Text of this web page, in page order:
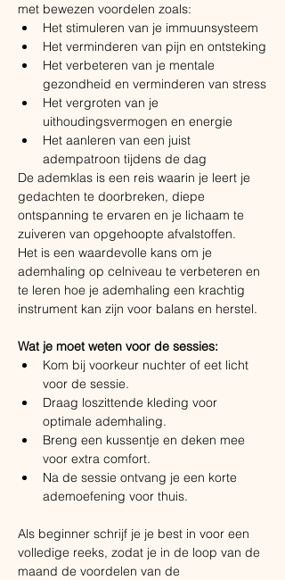
met bewezen voordelen zoals:
​Het stimuleren van je immuunsysteem
Het verminderen van pijn en ontsteking
Het verbeteren van je mentale
gezondheid en verminderen van stress
Het vergroten van je
uithoudingsvermogen en energie
Het aanleren van een juist
adempatroon tijdens de dag
De ademklas is een reis waarin je leert je
gedachten te doorbreken, diepe
ontspanning te ervaren en je lichaam te
zuiveren van opgehoopte afvalstoffen. ​
Het is een waardevolle kans om je
ademhaling op celniveau te verbeteren en
te leren hoe je ademhaling een krachtig
instrument kan zijn voor balans en herstel.
Wat je moet weten voor de sessies:
Kom bij voorkeur nuchter of eet licht
voor de sessie.
Draag loszittende kleding voor
optimale ademhaling.
Breng een kussentje en deken mee
voor extra comfort.
Na de sessie ontvang je een korte
ademoefening voor thuis.
Als beginner schrijf je je best in voor een
volledige reeks, zodat je in de loop van de
maand de voordelen van de